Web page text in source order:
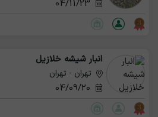
انبار شیشه خلازیل
تهران - تهران